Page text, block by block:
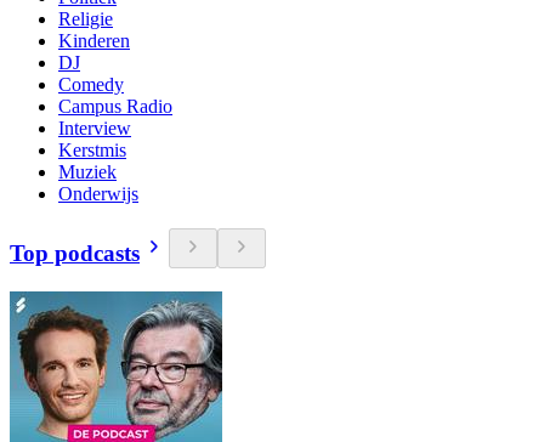
Religie
Kinderen
DJ
Comedy
Campus Radio
Interview
Kerstmis
Muziek
Onderwijs
Top podcasts